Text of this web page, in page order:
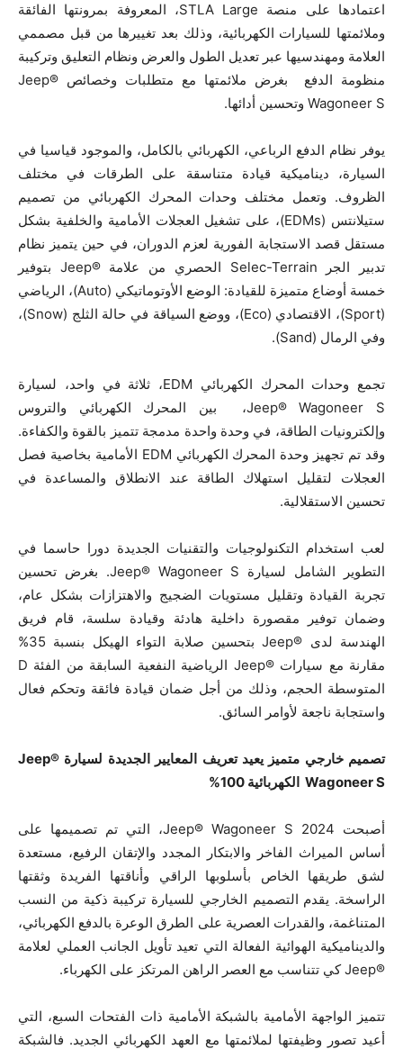
اعتمادها على منصة STLA Large، المعروفة بمرونتها الفائقة
وملائمتها للسيارات الكهربائية، وذلك بعد تغييرها من قبل مصممي
العلامة ومهندسيها عبر تعديل الطول والعرض ونظام التعليق وتركيبة
منظومة الدفع بغرض ملائمتها مع متطلبات وخصائص Jeep®
Wagoneer S وتحسين أدائها.
يوفر نظام الدفع الرباعي، الكهربائي بالكامل، والموجود قياسيا في
السيارة، ديناميكية قيادة متناسقة على الطرقات في مختلف
الظروف. وتعمل مختلف وحدات المحرك الكهربائي من تصميم
ستيلانتس (EDMs)، على تشغيل العجلات الأمامية والخلفية بشكل
مستقل قصد الاستجابة الفورية لعزم الدوران، في حين يتميز نظام
تدبير الجر Selec-Terrain الحصري من علامة ®Jeep بتوفير
خمسة أوضاع متميزة للقيادة: الوضع الأوتوماتيكي (Auto)، الرياضي
(Sport)، الاقتصادي (Eco)، ووضع السياقة في حالة الثلج (Snow)،
وفي الرمال (Sand).
تجمع وحدات المحرك الكهربائي EDM، ثلاثة في واحد، لسيارة
Jeep® Wagoneer S، بين المحرك الكهربائي والتروس
وإلكترونيات الطاقة، في وحدة واحدة مدمجة تتميز بالقوة والكفاءة.
وقد تم تجهيز وحدة المحرك الكهربائي EDM الأمامية بخاصية فصل
العجلات لتقليل استهلاك الطاقة عند الانطلاق والمساعدة في
تحسين الاستقلالية.
لعب استخدام التكنولوجيات والتقنيات الجديدة دورا حاسما في
التطوير الشامل لسيارة Jeep® Wagoneer S. بغرض تحسين
تجربة القيادة وتقليل مستويات الضجيج والاهتزازات بشكل عام،
وضمان توفير مقصورة داخلية هادئة وقيادة سلسة، قام فريق
الهندسة لدى ®Jeep بتحسين صلابة التواء الهيكل بنسبة 35%
مقارنة مع سيارات ®Jeep الرياضية النفعية السابقة من الفئة D
المتوسطة الحجم، وذلك من أجل ضمان قيادة فائقة وتحكم فعال
واستجابة ناجعة لأوامر السائق.
تصميم خارجي متميز يعيد تعريف المعايير الجديدة لسيارة Jeep®
Wagoneer S الكهربائية
100%
أصبحت Jeep® Wagoneer S 2024، التي تم تصميمها على
أساس الميراث الفاخر والابتكار المجدد والإتقان الرفيع، مستعدة
لشق طريقها الخاص بأسلوبها الراقي وأناقتها الفريدة وثقتها
الراسخة. يقدم التصميم الخارجي للسيارة تركيبة ذكية من النسب
المتناغمة، والقدرات العصرية على الطرق الوعرة بالدفع الكهربائي،
والديناميكية الهوائية الفعالة التي تعيد تأويل الجانب العملي لعلامة
®Jeep كي تتناسب مع العصر الراهن المرتكز على الكهرباء.
تتميز الواجهة الأمامية بالشبكة الأمامية ذات الفتحات السبع، التي
أعيد تصور وظيفتها لملائمتها مع العهد الكهربائي الجديد. فالشبكة